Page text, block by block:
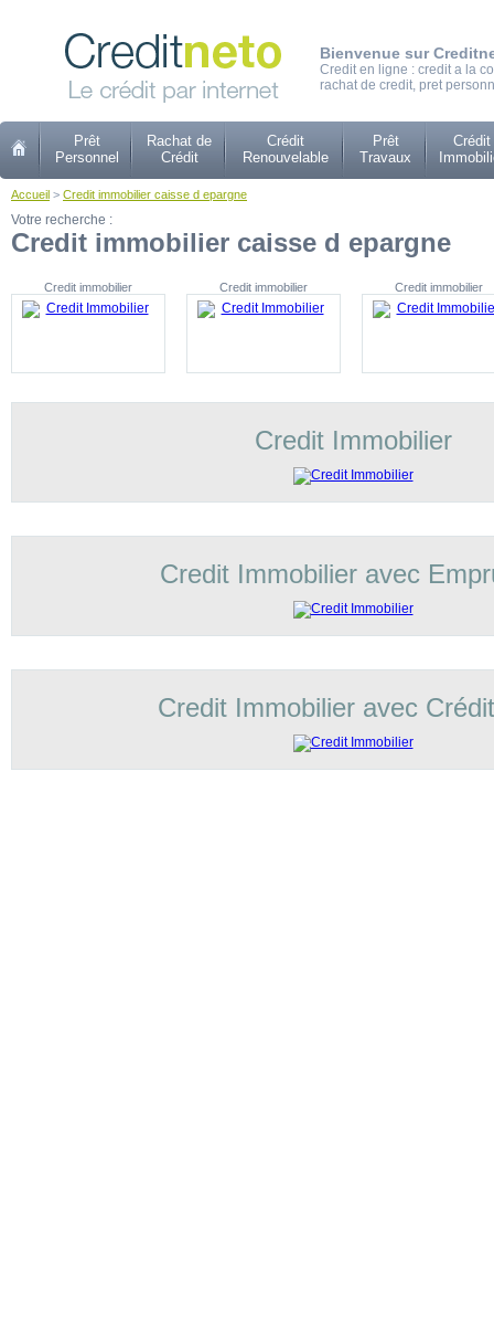
Bienvenue sur
Credit en ligne : credit a la
rachat de credit, pret
Prêt
Personnel
Rachat de
Crédit
Crédit
Renouvelable
Prêt
Travaux
Crédit
Accueil > Credit immobilier caisse d epargne
Votre recherche :
Credit immobilier caisse d epargne
Credit immobilier Credit immobilier Credit immobilier
Credit Immobilier
Credit Immobilier avec
Credit Immobilier avec